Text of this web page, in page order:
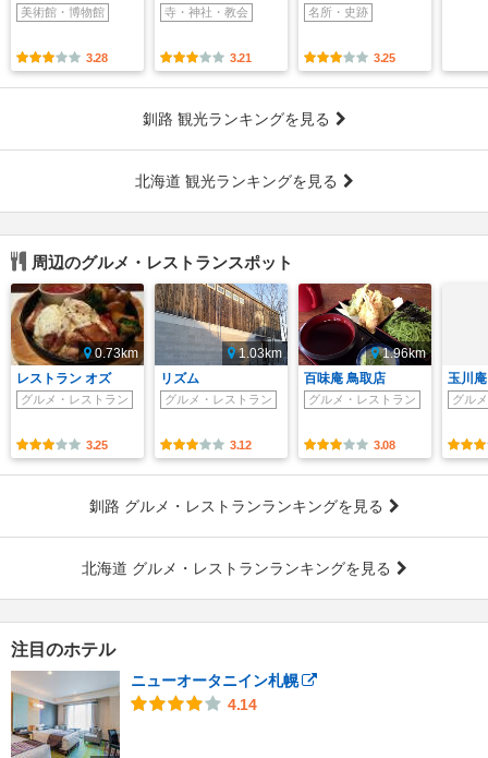
美術館・博物館
3.28
寺・神社・教会
3.21
名所・史跡
3.25
釧路 観光ランキングを見る
北海道 観光ランキングを見る
周辺のグルメ・レストランスポット
0.73km
レストラン オズ
グルメ・レストラン
3.25
1.03km
リズム
グルメ・レストラン
3.12
1.96km
百味庵 鳥取店
グルメ・レストラン
3.08
玉川庵
グル
釧路 グルメ・レストランランキングを見る
北海道 グルメ・レストランランキングを見る
注目のホテル
ニューオータニイン札幌
4.14